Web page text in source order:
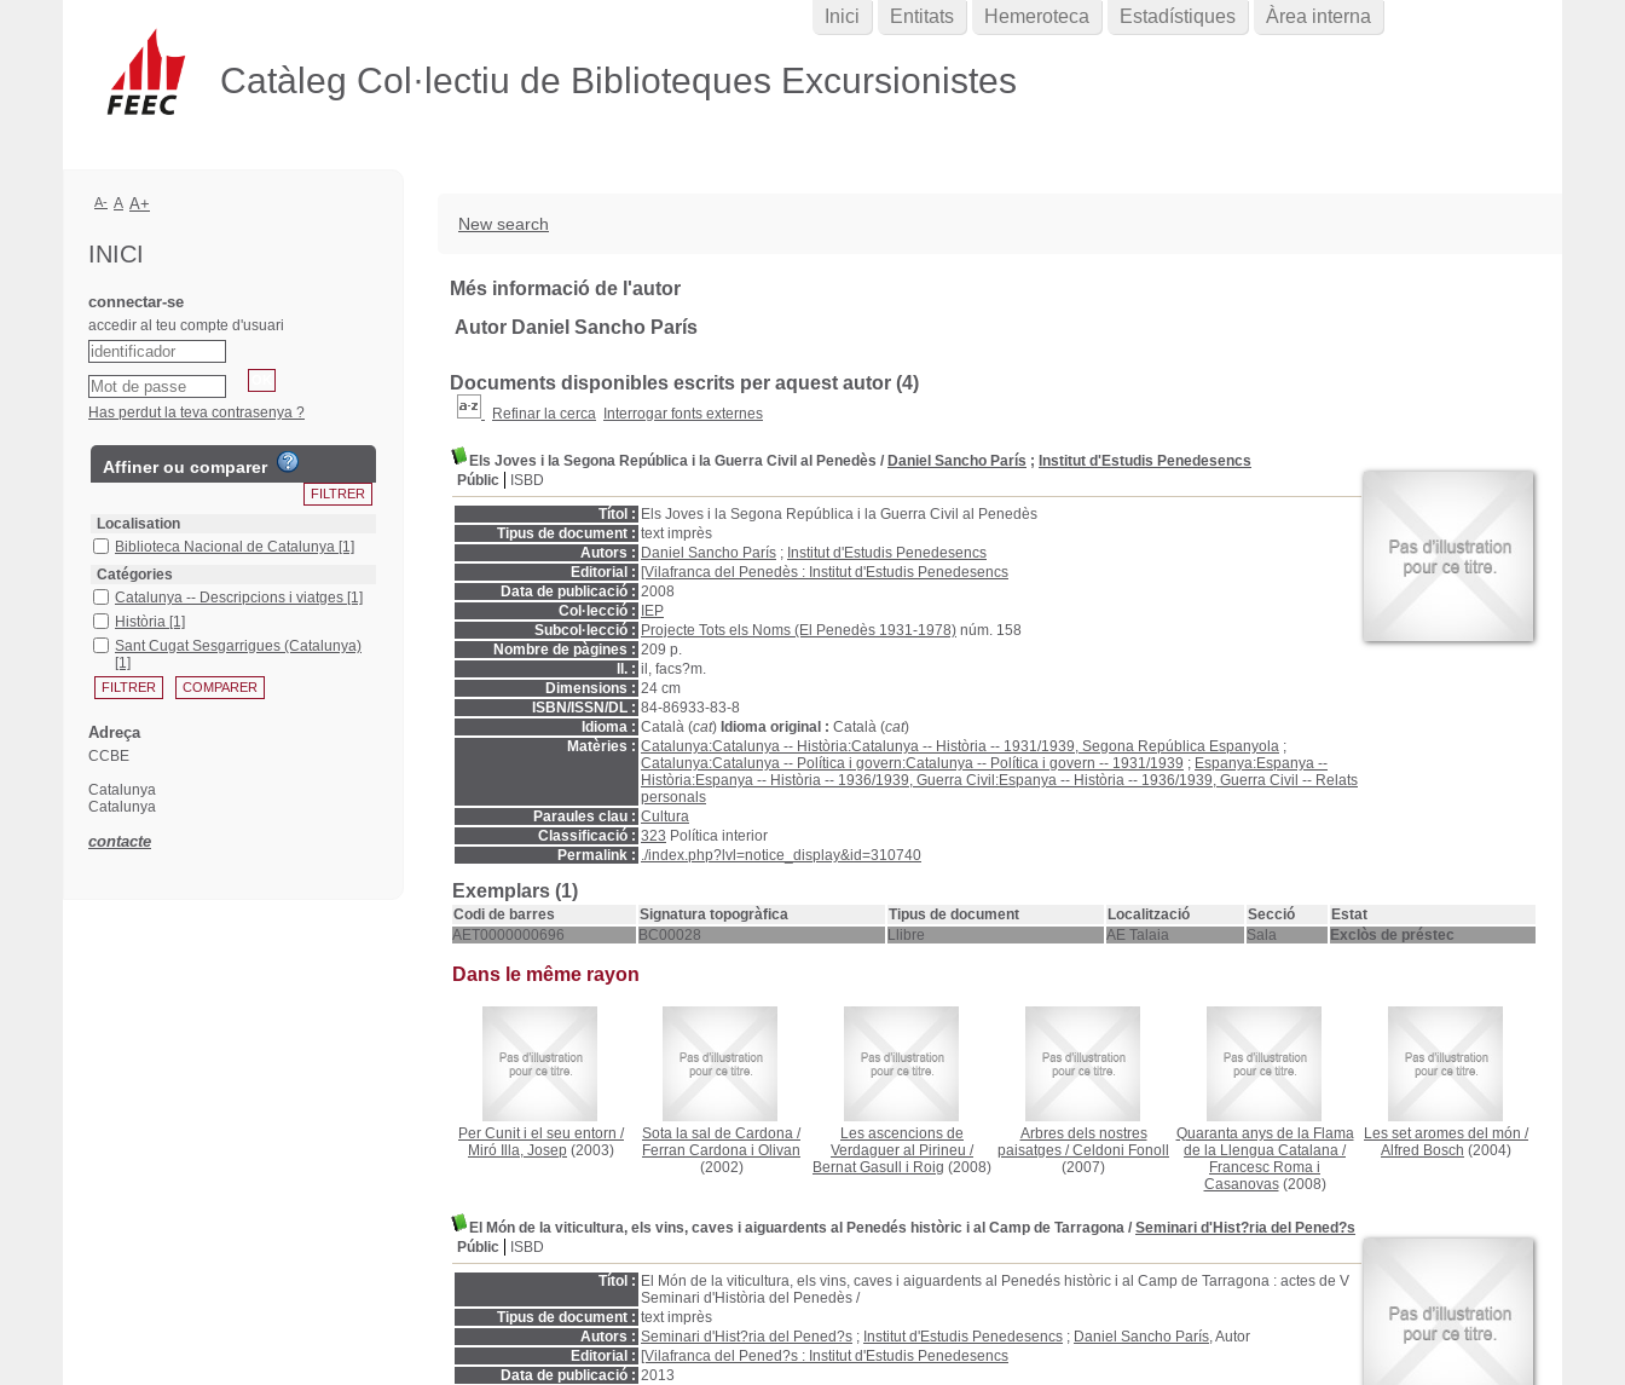
Catàleg Col·lectiu de Biblioteques Excursionistes
New search
Més informació de l'autor
Autor Daniel Sancho París
Documents disponibles escrits per aquest autor (4)
Refinar la cerca Interrogar fonts externes
Els Joves i la Segona República i la Guerra Civil al Penedès / Daniel Sancho París ; Institut d'Estudis Penedesencs
Públic
ISBD
Títol : Els Joves i la Segona República i la Guerra Civil al Penedès
Tipus de document : text imprès
Autors : Daniel Sancho París ; Institut d'Estudis Penedesencs
Editorial : [Vilafranca del Penedès : Institut d'Estudis Penedesencs
Data de publicació : 2008
Col·lecció :
IEP
Subcol·lecció : Projecte Tots els Noms (El Penedès 1931-1978) núm. 158
Nombre de pàgines : 209 p.
ll. : il, facs?m.
Dimensions : 24 cm
ISBN/ISSN/DL : 84-86933-83-8
Idioma : Català (cat) Idioma original : Català (cat)
Matèries : Catalunya:Catalunya -- Història:Catalunya -- Història -- 1931/1939, Segona República Espanyola ;
Catalunya:Catalunya -- Política i govern:Catalunya -- Política i govern -- 1931/1939 ; Espanya:Espanya --
Història:Espanya -- Història -- 1936/1939, Guerra Civil:Espanya -- Història -- 1936/1939, Guerra Civil -- Relats
personals
Paraules clau : Cultura
Classificació : 323 Política interior
Permalink : ./index.php?lvl=notice_display&id=310740
Exemplars (1)
Codi de barres Signatura topogràfica Tipus de document Localització Secció
Estat
AET0000000696
BC00028 Llibre AE Talaia Sala Exclòs de préstec
Dans le même rayon
Per Cunit i el seu entorn /
Miró Illa, Josep (2003)
Sota la sal de Cardona /
Ferran Cardona i Olivan
(2002)
Les ascencions de
Verdaguer al Pirineu /
Bernat Gasull i Roig (2008)
Arbres dels nostres
paisatges /Celdoni Fonoll
(2007)
Quaranta anys de la Flama
de la Llengua Catalana /
Francesc Roma i
Casanovas(2008)
Les set aromes del món /
Alfred Bosch (2004)
El Món de la viticultura, els vins, caves i aiguardents al Penedés històric i al Camp de Tarragona / Seminari d'Hist?ria del Pened?s
Públic
ISBD
Títol : El Món de la viticultura, els vins, caves i aiguardents al Penedés històric i al Camp de Tarragona : actes de V
Seminari d'Història del Penedès /
Tipus de document : text imprès
Autors : Seminari d'Hist?ria del Pened?s ; Institut d'Estudis Penedesencs ; Daniel Sancho París, Autor
Editorial : [Vilafranca del Pened?s : Institut d'Estudis Penedesencs
Data de publicació : 2013
Inici Entitats Hemeroteca Estadístiques Àrea interna
A- A A+
INICI
connectar-se
accedir al teu compte d'usuari
Has perdut la teva contrasenya ?
Affiner ou comparer
Localisation
Biblioteca Nacional de Catalunya [1]
Catégories
Catalunya -- Descripcions i viatges [1]
Història [1]
Sant Cugat Sesgarrigues (Catalunya)
[1]
Adreça
CCBE
Catalunya
Catalunya
contacte